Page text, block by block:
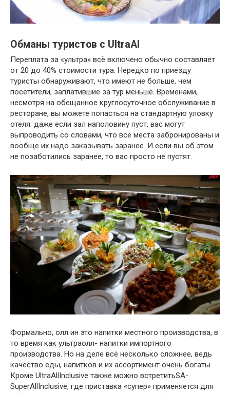
Обманы туристов с UltraAI
Переплата за «ультра» всё включено обычно составляет
от 20 до 40% стоимости тура. Нередко по приезду
туристы обнаруживают, что имеют не больше, чем
посетители, заплатившие за тур меньше. Временами,
несмотря на обещанное круглосуточное обслуживание в
ресторане, вы можете попасться на стандартную уловку
отеля: даже если зал наполовину пуст, вас могут
выпроводить со словами, что все места забронированы и
вообще их надо заказывать заранее. И если вы об этом
не позаботились заранее, то вас просто не пустят.
Формально, олл ин это напитки местного производства, в
то время как ультраолл- напитки импортного
производства. Но на деле всё несколько сложнее, ведь
качество еды, напитков и их ассортимент очень богаты.
Кроме UltraAllInclusive также можно встретитьSA-
SuperAllInclusive, где приставка «супер» применяется для